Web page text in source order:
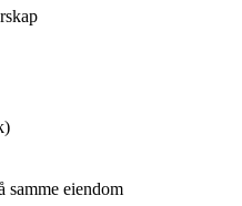
)
samme eiendom